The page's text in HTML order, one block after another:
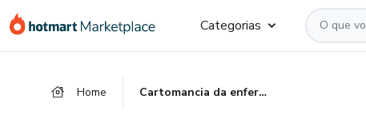
para
para
para
Categorias
Home Cartomancia da enfermeira de almas